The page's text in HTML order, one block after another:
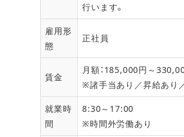
行います。
雇用形
態
正社員
賃金
月額：185,000円～
※諸手当あり／昇給あり
就業時
間
8:30～17:00
※時間外労働あり